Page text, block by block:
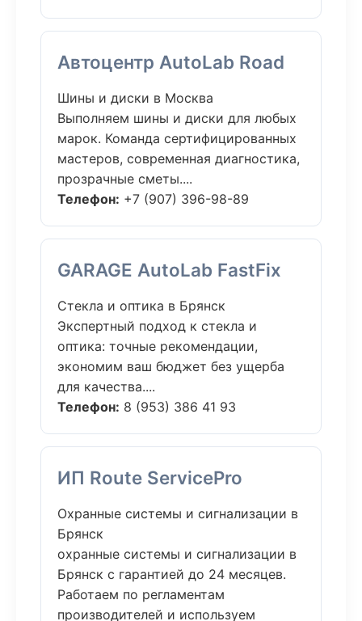
Автоцентр AutoLab Road
Шины и диски в Москва
Выполняем шины и диски для любых
марок. Команда сертифицированных
мастеров, современная диагностика,
прозрачные сметы....
Телефон: +7 (907) 396-98-89
GARAGE AutoLab FastFix
Стекла и оптика в Брянск
Экспертный подход к стекла и
оптика: точные рекомендации,
экономим ваш бюджет без ущерба
для качества....
Телефон: 8 (953) 386 41 93
ИП Route ServicePro
Охранные системы и сигнализации в
Брянск
охранные системы и сигнализации в
Брянск с гарантией до 24 месяцев.
Работаем по регламентам
производителей и используем